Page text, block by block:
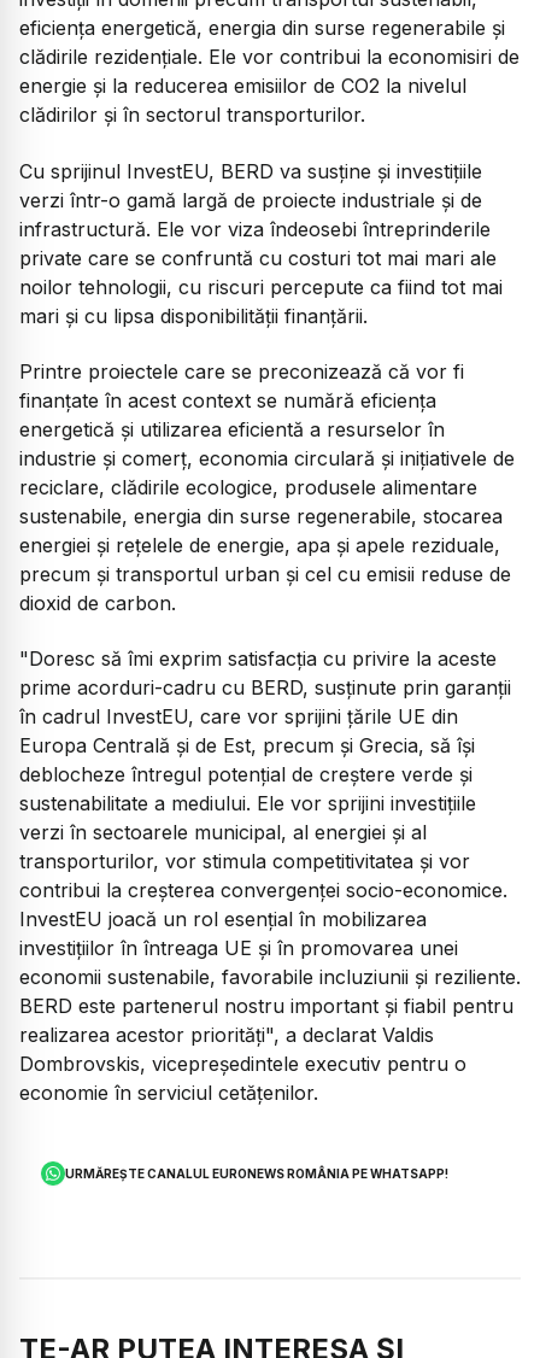
eficienţa energetică, energia din surse regenerabile şi
clădirile rezidenţiale. Ele vor contribui la economisiri de
energie şi la reducerea emisiilor de CO2 la nivelul
clădirilor şi în sectorul transporturilor.
Cu sprijinul InvestEU, BERD va susţine şi investiţiile
verzi într-o gamă largă de proiecte industriale şi de
infrastructură. Ele vor viza îndeosebi întreprinderile
private care se confruntă cu costuri tot mai mari ale
noilor tehnologii, cu riscuri percepute ca fiind tot mai
mari şi cu lipsa disponibilităţii finanţării.
Printre proiectele care se preconizează că vor fi
finanţate în acest context se numără eficienţa
energetică şi utilizarea eficientă a resurselor în
industrie şi comerţ, economia circulară şi iniţiativele de
reciclare, clădirile ecologice, produsele alimentare
sustenabile, energia din surse regenerabile, stocarea
energiei şi reţelele de energie, apa şi apele reziduale,
precum şi transportul urban şi cel cu emisii reduse de
dioxid de carbon.
"Doresc să îmi exprim satisfacţia cu privire la aceste
prime acorduri-cadru cu BERD, susţinute prin garanţii
în cadrul InvestEU, care vor sprijini ţările UE din
Europa Centrală şi de Est, precum şi Grecia, să îşi
deblocheze întregul potenţial de creştere verde şi
sustenabilitate a mediului. Ele vor sprijini investiţiile
verzi în sectoarele municipal, al energiei şi al
transporturilor, vor stimula competitivitatea şi vor
contribui la creşterea convergenţei socio-economice.
InvestEU joacă un rol esenţial în mobilizarea
investiţiilor în întreaga UE şi în promovarea unei
economii sustenabile, favorabile incluziunii şi reziliente.
BERD este partenerul nostru important şi fiabil pentru
realizarea acestor priorităţi", a declarat Valdis
Dombrovskis, vicepreşedintele executiv pentru o
economie în serviciul cetăţenilor.
URMĂREȘTE CANALUL EURONEWS ROMÂNIA PE WHATSAPP!
TE-AR PUTEA INTERESA ȘI